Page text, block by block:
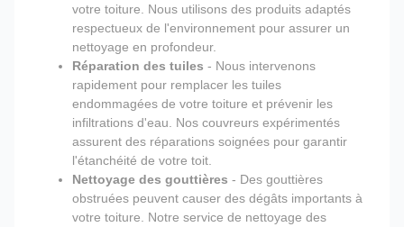
votre toiture. Nous utilisons des produits adaptés
respectueux de l'environnement pour assurer un
nettoyage en profondeur.
Réparation des tuiles - Nous intervenons
rapidement pour remplacer les tuiles
endommagées de votre toiture et prévenir les
infiltrations d'eau. Nos couvreurs expérimentés
assurent des réparations soignées pour garantir
l'étanchéité de votre toit.
Nettoyage des gouttières - Des gouttières
obstruées peuvent causer des dégâts importants à
votre toiture. Notre service de nettoyage des